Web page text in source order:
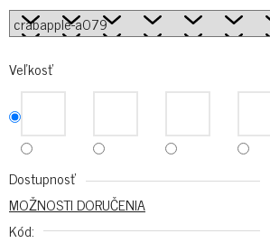
Veľkosť
Dostupnosť
MOŽNOSTI DORUČENIA
Kód: